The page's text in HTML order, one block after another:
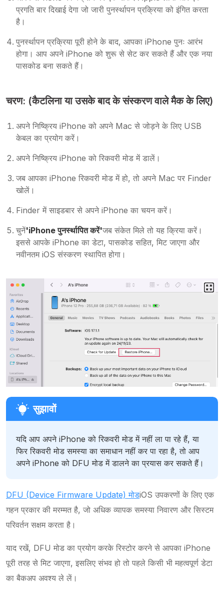
प्रगति बार दिखाई देगा जो जारी पुनर्स्थापन प्रक्रिया को इंगित करता
है।
पुनर्स्थापन प्रक्रिया पूरी होने के बाद, आपका iPhone पुनः आरंभ
होगा। आप अपने iPhone को शुरू से सेट कर सकते हैं और एक नया
पासकोड बना सकते हैं।
चरण: (कैटलिना या उसके बाद के संस्करण वाले मैक के लिए)
अपने निष्क्रिय iPhone को अपने Mac से जोड़ने के लिए USB
केबल का प्रयोग करें।
अपने निष्क्रिय iPhone को रिकवरी मोड में डालें।
जब आपका iPhone रिकवरी मोड में हो, तो अपने Mac पर Finder
खोलें।
Finder में साइडबार से अपने iPhone का चयन करें।
चुनें'iPhone पुनर्स्थापित करें'जब संकेत मिले तो यह क्रिया करें।
इससे आपके iPhone का डेटा, पासकोड सहित, मिट जाएगा और
नवीनतम iOS संस्करण स्थापित होगा।
यदि आप अपने iPhone को रिकवरी मोड में नहीं ला पा रहे हैं, या
फिर रिकवरी मोड समस्या का समाधान नहीं कर पा रहा है, तो आप
अपने iPhone को DFU मोड में डालने का प्रयास कर सकते हैं।
DFU (Device Firmware Update) मोडiOS उपकरणों के लिए एक
गहन प्रकार की मरम्मत है, जो अधिक व्यापक समस्या निवारण और सिस्टम
परिवर्तन सक्षम करता है।
याद रखें, DFU मोड का प्रयोग करके रिस्टोर करने से आपका iPhone
पूरी तरह से मिट जाएगा, इसलिए संभव हो तो पहले किसी भी महत्वपूर्ण डेटा
का बैकअप अवश्य ले लें।